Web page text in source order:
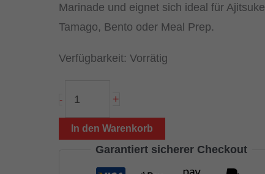
Marinade und eignet sich ideal für Ajitsuke
Tamago, Bento oder Meal Prep.
Verfügbarkeit: Vorrätig
-
(Form
japanische
+
In den Warenkorb
Garantiert sicherer Checkout